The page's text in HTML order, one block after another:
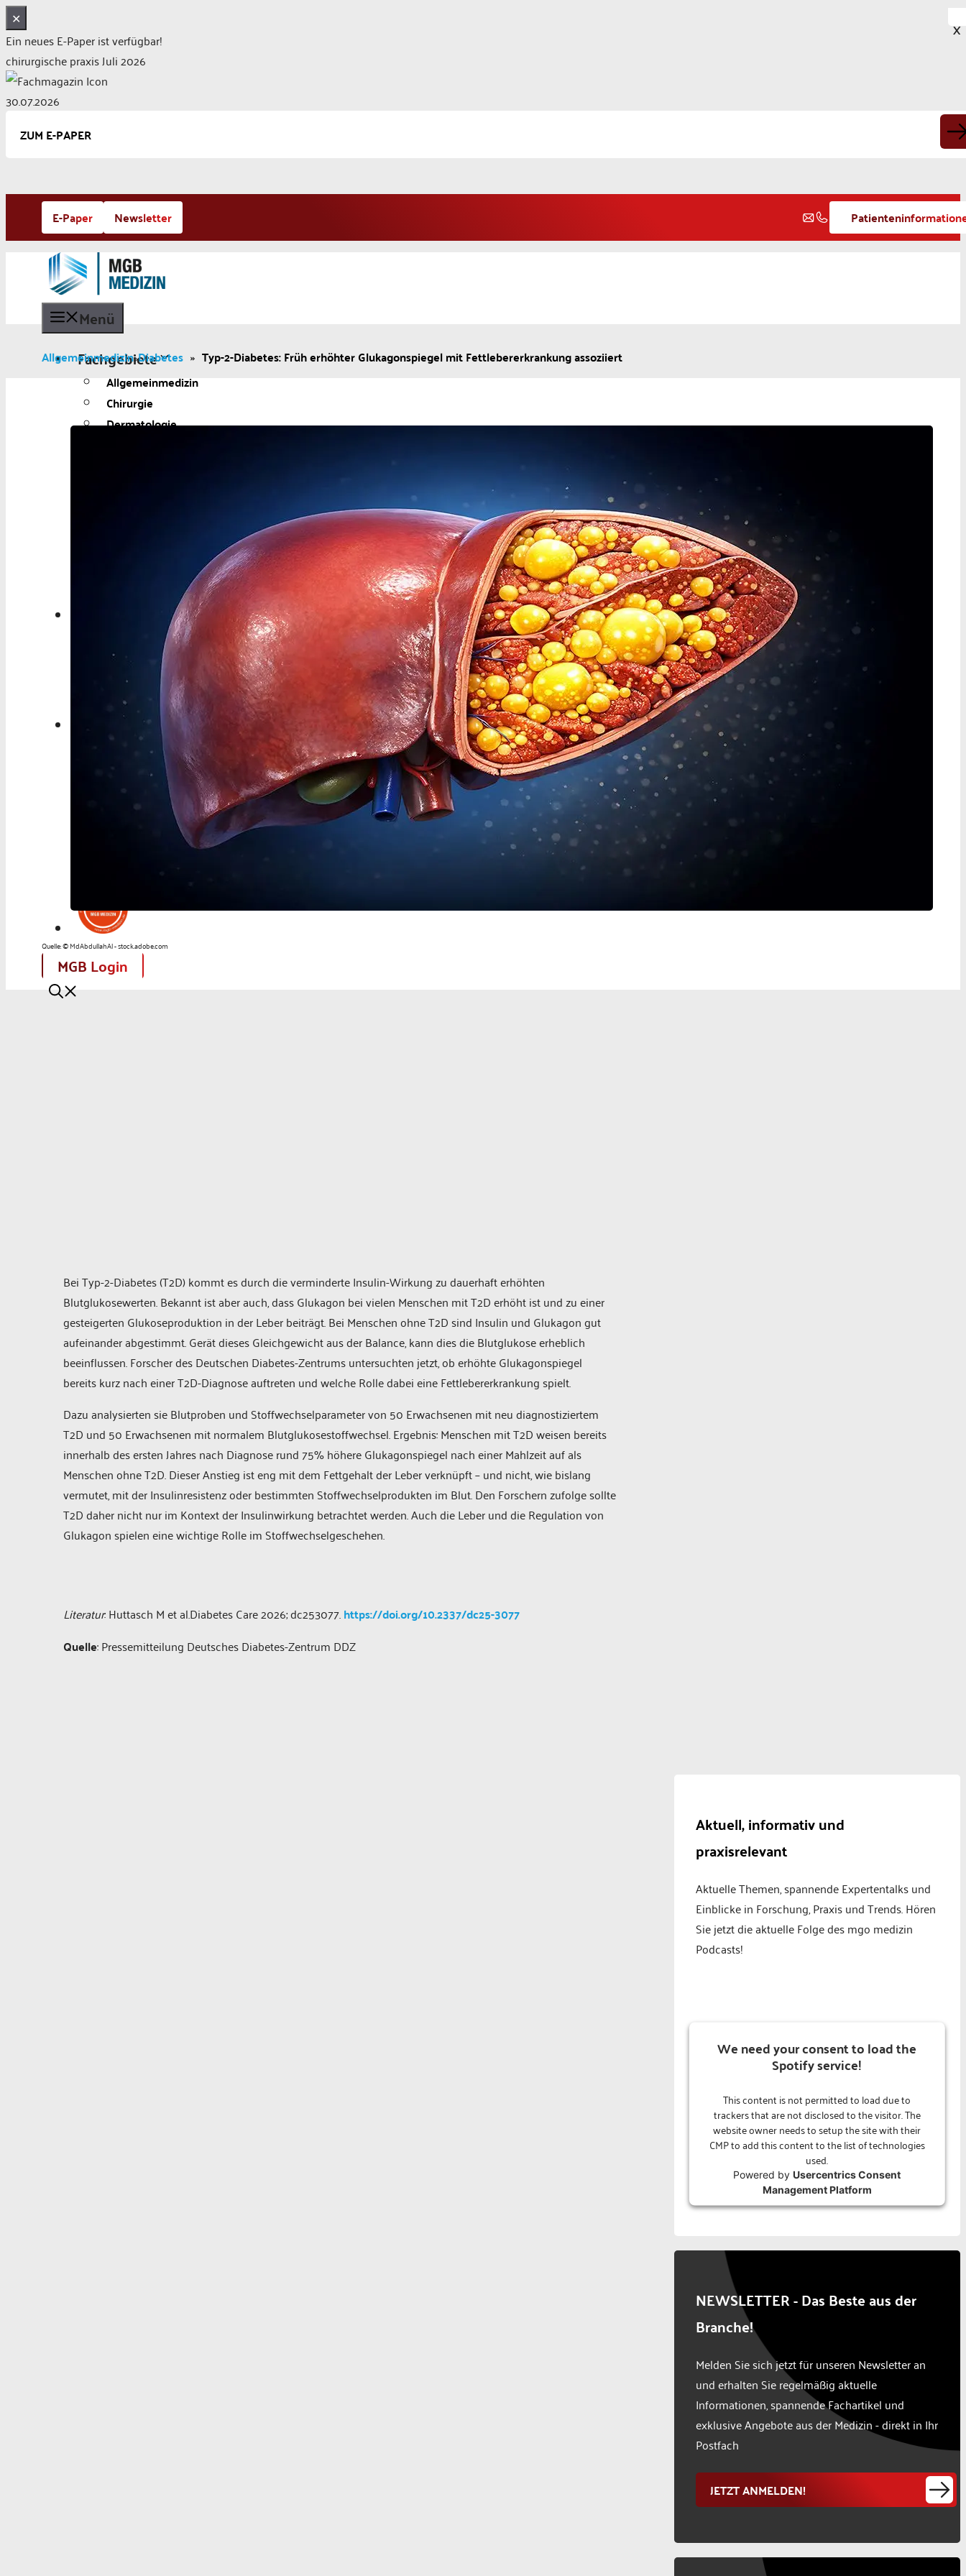
✕
Ein neues E-Paper ist verfügbar!
chirurgische praxis Juli 2026
30.07.2026
ZUM E-PAPER
springen
E-Paper Newsletter
Menü
Fachgebiete
Allgemeinmedizin
Chirurgie
Dermatologie
Berufspolitik
Personalia
Panorama
Service
Kongress
Literatur
Aus der Industrie
Videos
Veranstaltungen
Zahlen | Daten | Fakten
MGB Login
Allgemeinmedizin»Diabetes » Typ-2-Diabetes: Früh erhöhter Glukagonspiegel mit Fettlebererkrankung assoziiert
Quelle: © MdAbdullahAl - stock.adobe.com
Bei Typ-2-Diabetes (T2D) kommt es durch die verminderte Insulin-Wirkung zu dauerhaft erhöhten
Blutglukosewerten. Bekannt ist aber auch, dass Glukagon bei vielen Menschen mit T2D erhöht ist und zu einer
gesteigerten Glukoseproduktion in der Leber beiträgt. Bei Menschen ohne T2D sind Insulin und Glukagon gut
aufeinander abgestimmt. Gerät dieses Gleichgewicht aus der Balance, kann dies die Blutglukose erheblich
beeinflussen. Forscher des Deutschen Diabetes-Zentrums untersuchten jetzt, ob erhöhte Glukagonspiegel
bereits kurz nach einer T2D-Diagnose auftreten und welche Rolle dabei eine Fettlebererkrankung spielt.
Dazu analysierten sie Blutproben und Stoffwechselparameter von 50 Erwachsenen mit neu diagnostiziertem
T2D und 50 Erwachsenen mit normalem Blutglukosestoffwechsel. Ergebnis: Menschen mit T2D weisen bereits
innerhalb des ersten Jahres nach Diagnose rund 75% höhere Glukagonspiegel nach einer Mahlzeit auf als
Menschen ohne T2D. Dieser Anstieg ist eng mit dem Fettgehalt der Leber verknüpft – und nicht, wie bislang
vermutet, mit der Insulinresistenz oder bestimmten Stoffwechselprodukten im Blut. Den Forschern zufolge sollte
T2D daher nicht nur im Kontext der Insulinwirkung betrachtet werden. Auch die Leber und die Regulation von
Glukagon spielen eine wichtige Rolle im Stoffwechselgeschehen.
Literatur: Huttasch M et al.Diabetes Care 2026; dc253077.https://doi.org/10.2337/dc25-3077
Quelle: Pressemitteilung Deutsches Diabetes-Zentrum DDZ
Aktuell, informativ und
praxisrelevant
Aktuelle Themen, spannende Expertentalks und
Einblicke in Forschung, Praxis und Trends. Hören
Sie jetzt die aktuelle Folge des mgo medizin
Podcasts!
We need your consent to load the
Spotify service!
This content is not permitted to load due to
trackers that are not disclosed to the visitor. The
website owner needs to setup the site with their
CMP to add this content to the list of technologies
used.
Powered byUsercentrics Consent
Management Platform
NEWSLETTER - Das Beste aus der
Branche!
Melden Sie sich jetzt für unseren Newsletter an
und erhalten Sie regelmäßig aktuelle
Informationen, spannende Fachartikel und
exklusive Angebote aus der Medizin - direkt in Ihr
Postfach
JETZT ANMELDEN!
X